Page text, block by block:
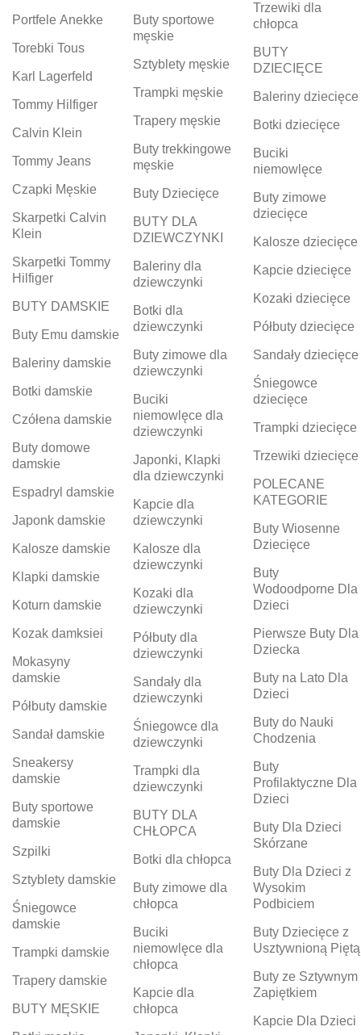
Portfele Anekke
Torebki Tous
Karl Lagerfeld
Tommy Hilfiger
Calvin Klein
Tommy Jeans
Czapki Męskie
Skarpetki Calvin
Klein
Skarpetki Tommy
Hilfiger
BUTY DAMSKIE
Buty Emu damskie
Baleriny damskie
Botki damskie
Czółena damskie
Buty domowe
damskie
Espadryl damskie
Japonk damskie
Kalosze damskie
Klapki damskie
Koturn damskie
Kozak damksiei
Mokasyny
damskie
Półbuty damskie
Sandał damskie
Sneakersy
damskie
Buty sportowe
damskie
Szpilki
Sztyblety damskie
Śniegowce
damskie
Trampki damskie
Trapery damskie
BUTY MĘSKIE
Buty sportowe
męskie
Sztyblety męskie
Trampki męskie
Trapery męskie
Buty trekkingowe
męskie
Buty Dziecięce
BUTY DLA
DZIEWCZYNKI
Baleriny dla
dziewczynki
Botki dla
dziewczynki
Buty zimowe dla
dziewczynki
Buciki
niemowlęce dla
dziewczynki
Japonki, Klapki
dla dziewczynki
Kapcie dla
dziewczynki
Kalosze dla
dziewczynki
Kozaki dla
dziewczynki
Półbuty dla
dziewczynki
Sandały dla
dziewczynki
Śniegowce dla
dziewczynki
Trampki dla
dziewczynki
BUTY DLA
CHŁOPCA
Botki dla chłopca
Buty zimowe dla
chłopca
Buciki
niemowlęce dla
chłopca
Kapcie dla
chłopca
Trzewiki dla
chłopca
BUTY
DZIECIĘCE
Baleriny dziecięce
Botki dziecięce
Buciki
niemowlęce
Buty zimowe
dziecięce
Kalosze dziecięce
Kapcie dziecięce
Kozaki dziecięce
Półbuty dziecięce
Sandały dziecięce
Śniegowce
dziecięce
Trampki dziecięce
Trzewiki dziecięce
POLECANE
KATEGORIE
Buty Wiosenne
Dziecięce
Buty
Wodoodporne Dla
Dzieci
Pierwsze Buty Dla
Dziecka
Buty na Lato Dla
Dzieci
Buty do Nauki
Chodzenia
Buty
Profilaktyczne Dla
Dzieci
Buty Dla Dzieci
Skórzane
Buty Dla Dzieci z
Wysokim
Podbiciem
Buty Dziecięce z
Usztywnioną Piętą
Buty ze Sztywnym
Zapiętkiem
Kapcie Dla Dzieci